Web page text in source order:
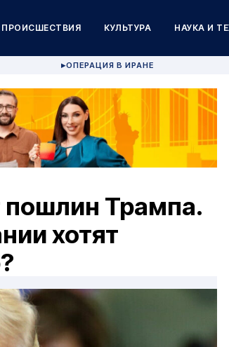
ПРОИСШЕСТВИЯ КУЛЬТУРА НАУКА И
▶ОПЕРАЦИЯ В ИРАНЕ
пошлин Трампа.
хотят